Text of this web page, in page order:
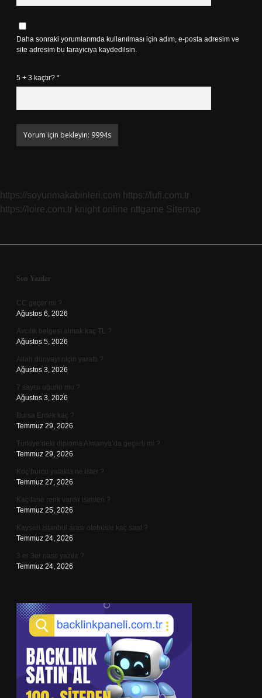
Daha sonraki yorumlarımda kullanılması için adım, e-posta adresim ve
site adresim bu tarayıcıya kaydedilsin.
5 + 3 kaçtır? *
https://soyunmakabinleri.com https://lufi.com.tr
https://loire.com.tr knight online nttgame Sitemap
Sidebar
Son Yazılar
CC geçer mi ?
Ağustos 6, 2026
Avcılık belgesi almak kaç TL ?
Ağustos 5, 2026
Allah dünyayı niçin yarattı ?
Ağustos 3, 2026
7 sayısı uğurlu mu ?
Ağustos 3, 2026
Bursa Erdek kaç ?
Temmuz 29, 2026
Türkiye’deki diploma Almanya’da geçerli mi ?
Temmuz 29, 2026
Koç burcu yatakta ne ister ?
Temmuz 27, 2026
Kaç tane renk vardır isimleri ?
Temmuz 25, 2026
Kayseri İstanbul arası otobüsle kaç saat ?
Temmuz 24, 2026
3 er 3er nasıl yazılır ?
Temmuz 24, 2026